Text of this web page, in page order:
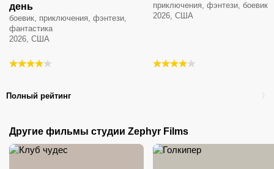
день
боевик, приключения, фэнтези,
фантастика
2026, США
приключения, фэнтези, боевик
2026, США
Полный рейтинг
Другие фильмы студии Zephyr Films